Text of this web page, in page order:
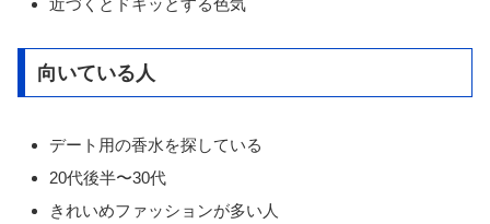
向いている人
デート用の香水を探している
20代後半〜30代
きれいめファッションが多い人